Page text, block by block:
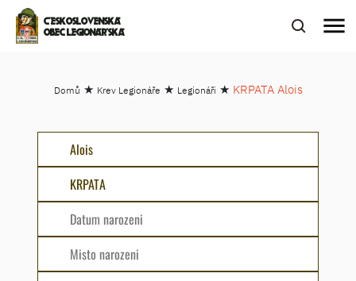
ČESKOSLOVENSKÁ
OBEC LEGIONÁŘSKÁ
menu
Domů ★ Krev Legionáře ★ Legionáři ★ KRPATA Alois